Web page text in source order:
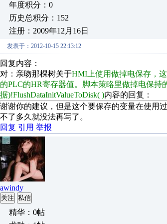
年度积分：0
历史总积分：152
注册：2009年12月16日
发表于：2012-10-15 22:13:12
回复内容：
对：亲吻那棵树关于HMI上使用做掉电保存，
的PLC的HR寄存器值。脚本策略里做掉电保持
据)!FlushDataInitValueToDisk( )内容的回复：
谢谢你的建议，但是这个要保存的变量在使用
不了多久就没法再写了。
回复 引用 举报
awindy
关注 私信
精华：0帖